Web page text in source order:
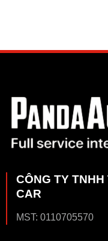
CÔNG TY
CAR
MST: 0110705570